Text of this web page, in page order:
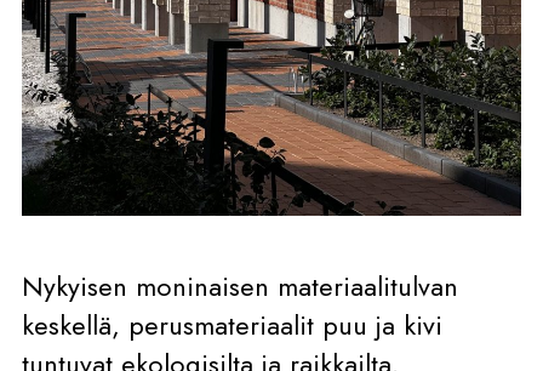
Nykyisen moninaisen materiaalitulvan
keskellä, perusmateriaalit puu ja kivi